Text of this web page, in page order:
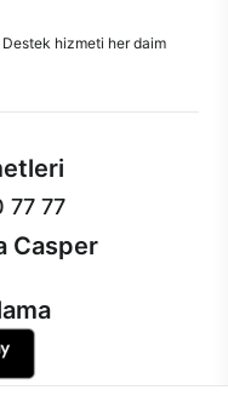
hizmeti her daim
77 77
Casper
TikTok